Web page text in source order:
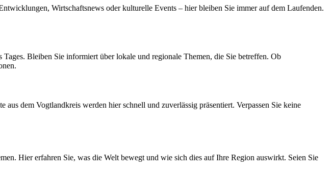
Wirtschaftsnews oder kulturelle Events – hier bleiben Sie immer auf dem Laufenden.
Bleiben Sie informiert über lokale und regionale Themen, die Sie betreffen. Ob
dem Vogtlandkreis werden hier schnell und zuverlässig präsentiert. Verpassen Sie keine
Hier erfahren Sie, was die Welt bewegt und wie sich dies auf Ihre Region auswirkt. Seien Sie